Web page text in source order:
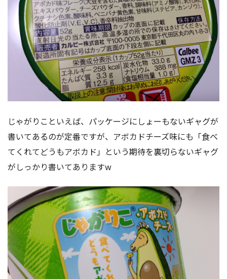
じゃがりこといえば、パッケージにしょーもないギャグが
書いてあるのが定番ですが、アボカドチーズ味にも「食べ
てくれてどうもアボカド」という期待を裏切らないギャグ
がしっかり書いてありますw